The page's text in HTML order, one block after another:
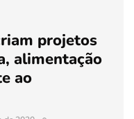
projetos
alimentação
ao